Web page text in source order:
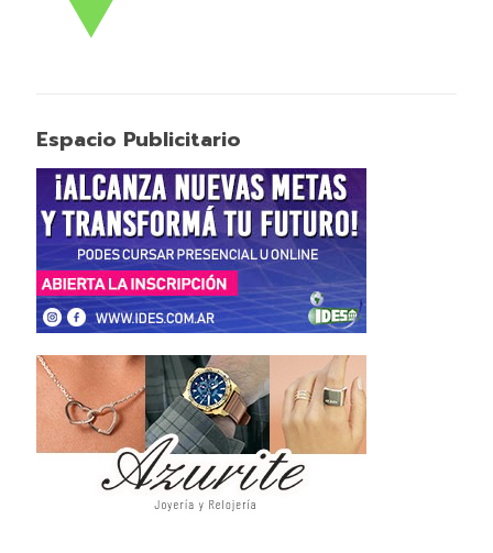
Espacio Publicitario